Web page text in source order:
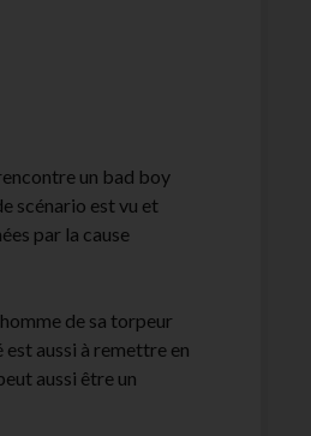
un bad boy
scénario est vu et
par la cause
de sa torpeur
est aussi à remettre en
aussi être un